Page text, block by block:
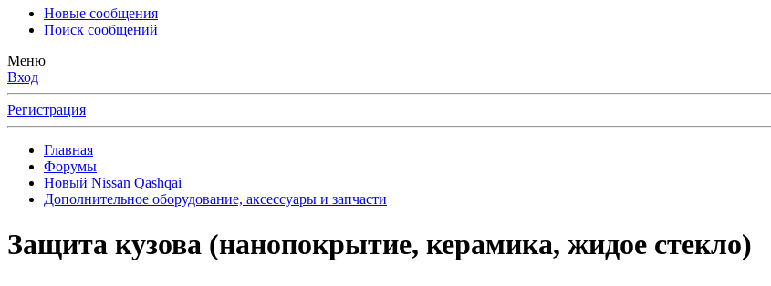
Новые сообщения
Поиск сообщений
Меню
Вход
Регистрация
Главная
Форумы
Новый Nissan Qashqai
Дополнительное оборудование, аксессуары и запчасти
Защита кузова (нанопокрытие, керамика, жидое стекло)